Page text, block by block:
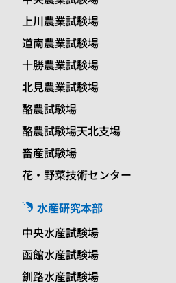
上川農業試験場
道南農業試験場
十勝農業試験場
北見農業試験場
酪農試験場
酪農試験場天北支場
畜産試験場
花・野菜技術センター
水産研究本部
中央水産試験場
函館水産試験場
釧路水産試験場